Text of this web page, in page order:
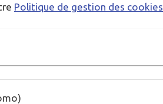
Politique de gestion des cookies